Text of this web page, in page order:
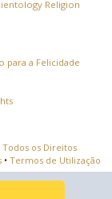
Religion
para a Felicidade
Todos os Direitos
• Termos de Utilização